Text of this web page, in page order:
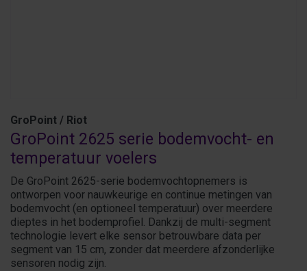
GroPoint / Riot
GroPoint 2625 serie bodemvocht- en
temperatuur voelers
De GroPoint 2625-serie bodemvochtopnemers is
ontworpen voor nauwkeurige en continue metingen van
bodemvocht (en optioneel temperatuur) over meerdere
dieptes in het bodemprofiel. Dankzij de multi-segment
technologie levert elke sensor betrouwbare data per
segment van 15 cm, zonder dat meerdere afzonderlijke
sensoren nodig zijn.